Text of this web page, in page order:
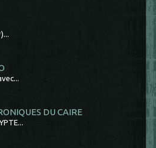
DU CAIRE